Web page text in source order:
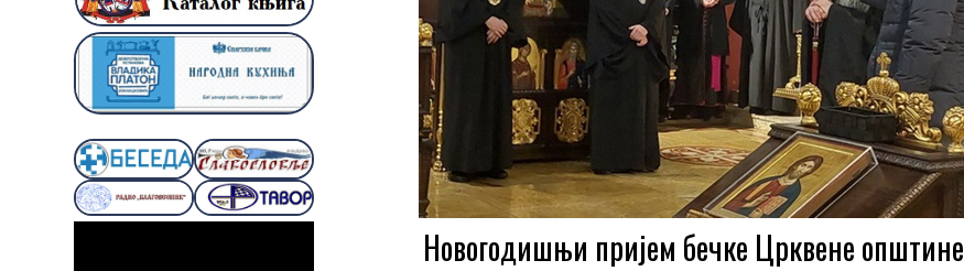
Новогодишњи пријем бечке Црквене општине